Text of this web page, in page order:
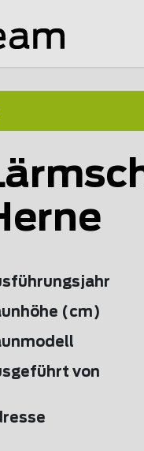
(cm)
von